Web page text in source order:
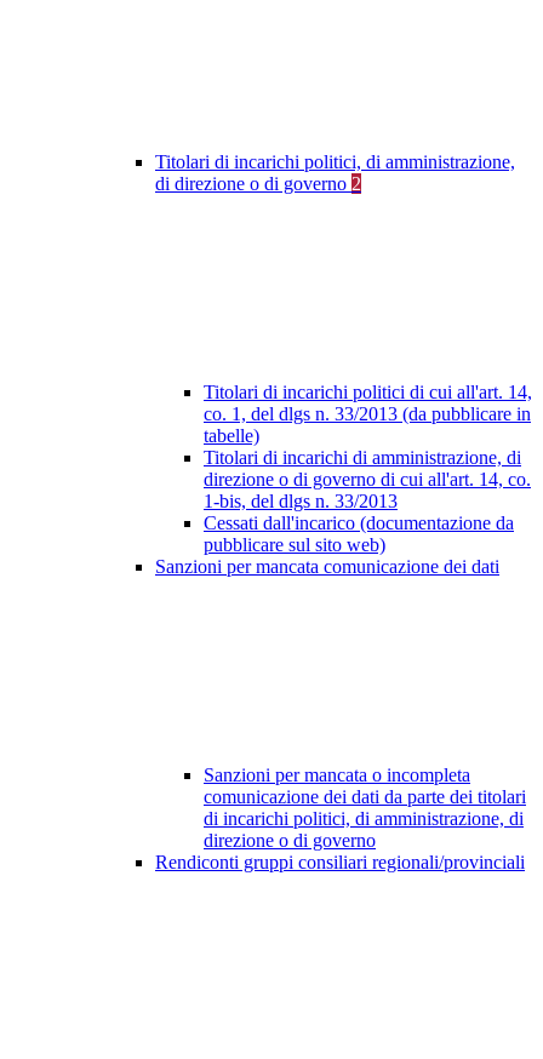
Titolari di incarichi politici, di amministrazione,
di direzione o di governo 2
Titolari di incarichi politici di cui all'art. 14,
co. 1, del dlgs n. 33/2013 (da pubblicare in
tabelle)
Titolari di incarichi di amministrazione, di
direzione o di governo di cui all'art. 14, co.
1-bis, del dlgs n. 33/2013
Cessati dall'incarico (documentazione da
pubblicare sul sito web)
Sanzioni per mancata comunicazione dei dati
Sanzioni per mancata o incompleta
comunicazione dei dati da parte dei titolari
di incarichi politici, di amministrazione, di
direzione o di governo
Rendiconti gruppi consiliari regionali/provinciali